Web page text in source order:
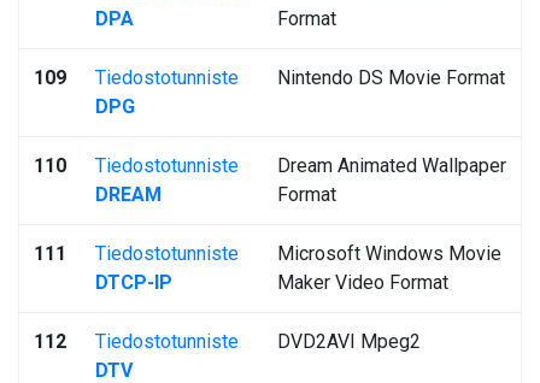
DPA
Format
109
Tiedostotunniste
DPG
Nintendo DS Movie Format
110
Tiedostotunniste
DREAM
Dream Animated Wallpaper
Format
111
Tiedostotunniste
DTCP-IP
Microsoft Windows Movie
Maker Video Format
112
Tiedostotunniste
DTV
DVD2AVI Mpeg2